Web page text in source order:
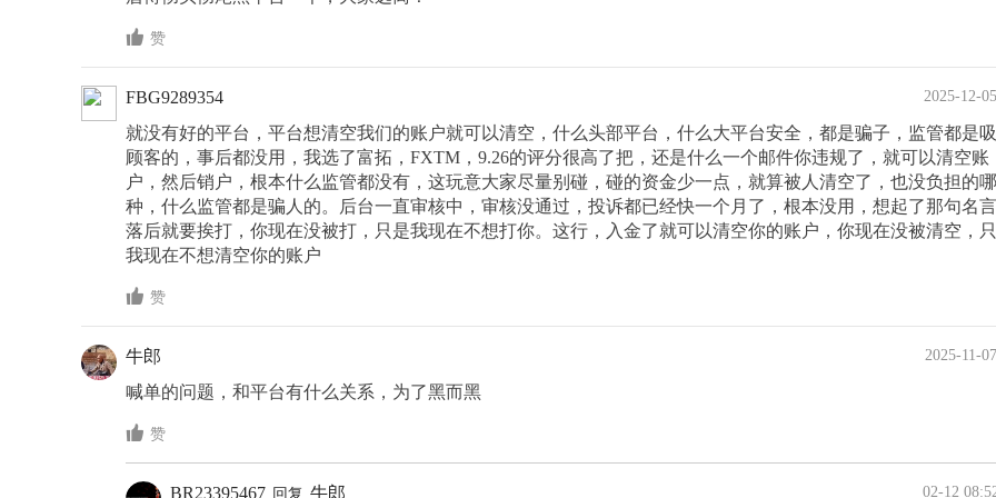
 赞
FBG9289354 2025-12-05
就没有好的平台，平台想清空我们的账户就可以清空，什么头部平台，什么大平台安全，都是骗子，监管都是吸
顾客的，事后都没用，我选了富拓，FXTM，9.26的评分很高了把，还是什么一个邮件你违规了，就可以清空账
户，然后销户，根本什么监管都没有，这玩意大家尽量别碰，碰的资金少一点，就算被人清空了，也没负担的哪
种，什么监管都是骗人的。后台一直审核中，审核没通过，投诉都已经快一个月了，根本没用，想起了那句名言
落后就要挨打，你现在没被打，只是我现在不想打你。这行，入金了就可以清空你的账户，你现在没被清空，
我现在不想清空你的账户
 赞
牛郎 2025-11-07
喊单的问题，和平台有什么关系，为了黑而黑
 赞
BR23395467 回复 牛郎 02-12